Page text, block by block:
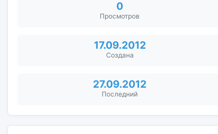
0
Просмотров
17.09.2012
Создана
27.09.2012
Последний